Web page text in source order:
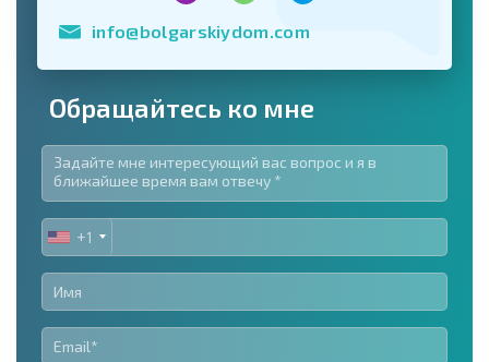
info@bolgarskiydom.com
Обращайтесь ко мне
UNITED
STATES
+1
+1